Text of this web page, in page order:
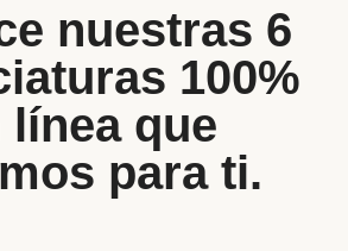
Estudia desde la
de tu casa,
trabajo o café.
Licenciaturas
nuestras 6
100%
línea que
para ti.